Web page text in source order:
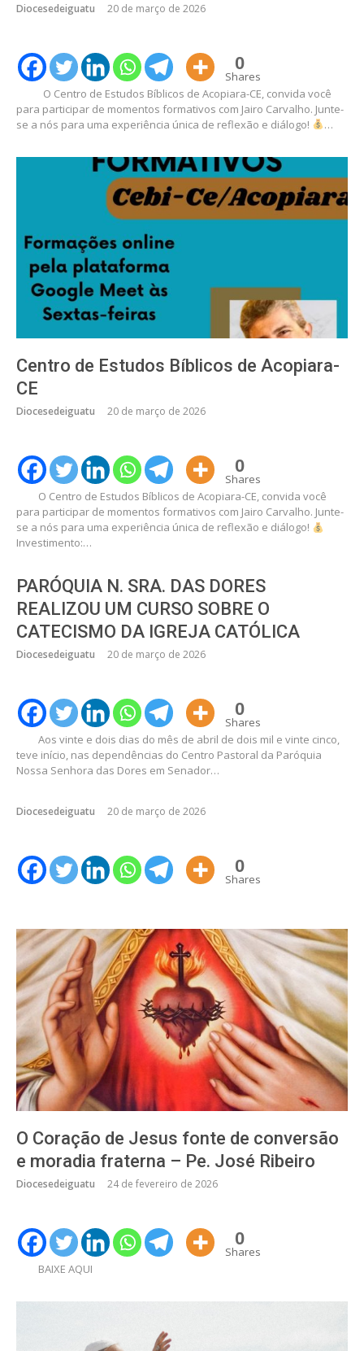
Diocesedeiguatu 20 de março de 2026
0
Shares
O Centro de Estudos Bíblicos de Acopiara-CE, convida você
para participar de momentos formativos com Jairo Carvalho. Junte-
se a nós para uma experiência única de reflexão e diálogo!
…
Centro de Estudos Bíblicos de Acopiara-
CE
Diocesedeiguatu 20 de março de 2026
0
Shares
O Centro de Estudos Bíblicos de Acopiara-CE, convida você
para participar de momentos formativos com Jairo Carvalho. Junte-
se a nós para uma experiência única de reflexão e diálogo!
Investimento:…
PARÓQUIA N. SRA. DAS DORES
REALIZOU UM CURSO SOBRE O
CATECISMO DA IGREJA CATÓLICA
Diocesedeiguatu 20 de março de 2026
0
Shares
Aos vinte e dois dias do mês de abril de dois mil e vinte cinco,
teve início, nas dependências do Centro Pastoral da Paróquia
Nossa Senhora das Dores em Senador…
Diocesedeiguatu 20 de março de 2026
0
Shares
O Coração de Jesus fonte de conversão
e moradia fraterna – Pe. José Ribeiro
Diocesedeiguatu 24 de fevereiro de 2026
0
Shares
BAIXE AQUI